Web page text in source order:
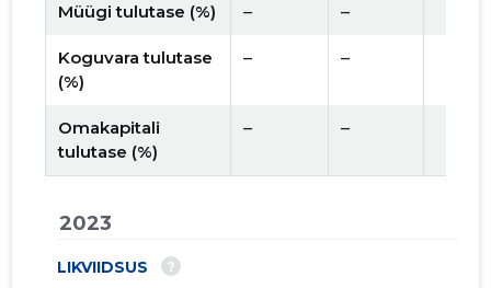
Müügi tulutase (%) – –
Koguvara tulutase
(%)
– –
Omakapitali
tulutase (%)
– –
2023
LIKVIIDSUS ?